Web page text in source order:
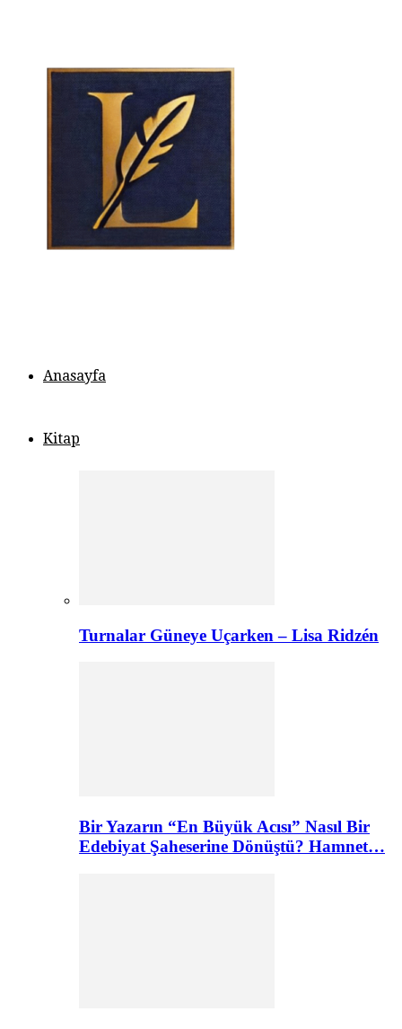
Anasayfa
Kitap
Turnalar Güneye Uçarken – Lisa Ridzén
Bir Yazarın “En Büyük Acısı” Nasıl Bir
Edebiyat Şaheserine Dönüştü? Hamnet…